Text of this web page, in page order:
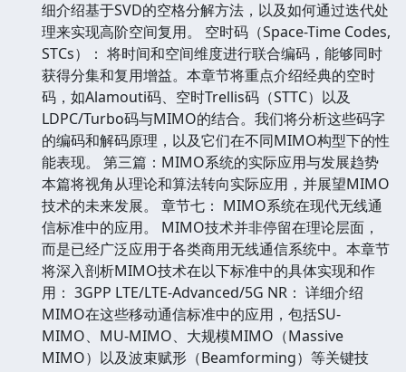
细介绍基于SVD的空格分解方法，以及如何通过迭代处
理来实现高阶空间复用。 空时码（Space-Time Codes,
STCs）： 将时间和空间维度进行联合编码，能够同时
获得分集和复用增益。本章节将重点介绍经典的空时
码，如Alamouti码、空时Trellis码（STTC）以及
LDPC/Turbo码与MIMO的结合。我们将分析这些码字
的编码和解码原理，以及它们在不同MIMO构型下的性
能表现。 第三篇：MIMO系统的实际应用与发展趋势
本篇将视角从理论和算法转向实际应用，并展望MIMO
技术的未来发展。 章节七： MIMO系统在现代无线通
信标准中的应用。 MIMO技术并非停留在理论层面，
而是已经广泛应用于各类商用无线通信系统中。本章节
将深入剖析MIMO技术在以下标准中的具体实现和作
用： 3GPP LTE/LTE-Advanced/5G NR： 详细介绍
MIMO在这些移动通信标准中的应用，包括SU-
MIMO、MU-MIMO、大规模MIMO（Massive
MIMO）以及波束赋形（Beamforming）等关键技